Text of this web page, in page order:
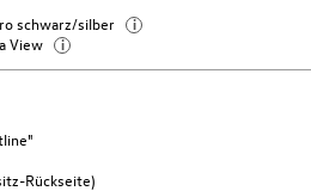
schwarz/silber i
View i
Rückseite)